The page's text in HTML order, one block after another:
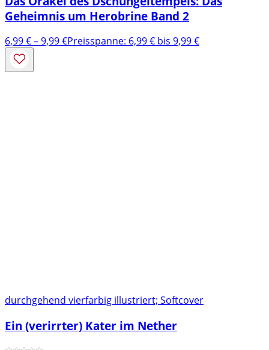
Geheimnis um Herobrine Band 2
6,99€–9,99€Preisspanne: 6,99 € bis 9,99 €
durchgehend vierfarbig illustriert; Softcover
Ein (verirrter) Kater im Nether